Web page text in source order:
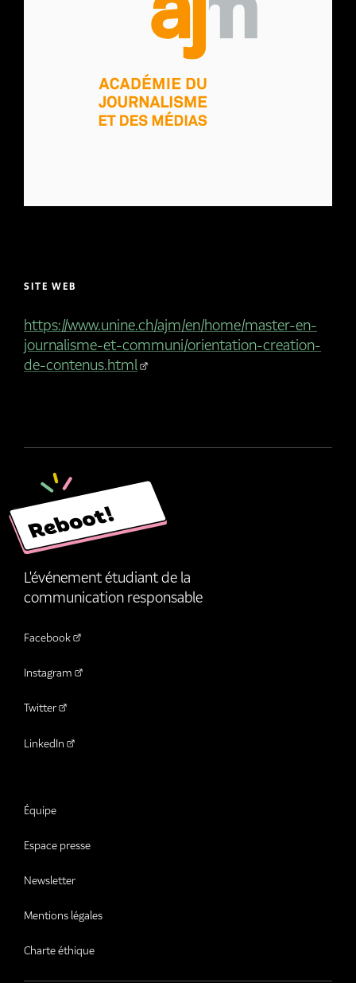
SITE WEB
https://www.unine.ch/ajm/en/home/master-en-
journalisme-et-communi/orientation-creation-
de-contenus.html
L'événement étudiant de la
communication responsable
Facebook
Instagram
Twitter
LinkedIn
Équipe
Espace presse
Newsletter
Mentions légales
Charte éthique